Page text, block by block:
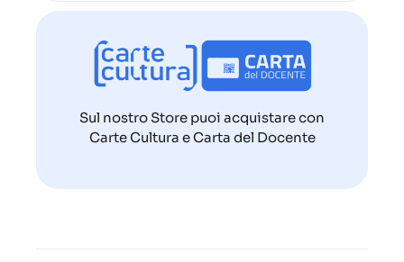
Sul nostro Store puoi acquistare con
Carte Cultura e Carta del Docente